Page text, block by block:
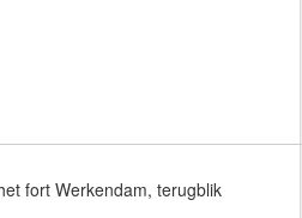
fort Werkendam, terugblik